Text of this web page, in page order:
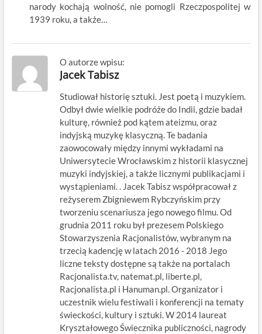
narody kochają wolność, nie pomogli Rzeczpospolitej w
1939 roku, a także…
O autorze wpisu:
Jacek Tabisz
Studiował historię sztuki. Jest poetą i muzykiem.
Odbył dwie wielkie podróże do Indii, gdzie badał
kulturę, również pod kątem ateizmu, oraz
indyjską muzykę klasyczną. Te badania
zaowocowały między innymi wykładami na
Uniwersytecie Wrocławskim z historii klasycznej
muzyki indyjskiej, a także licznymi publikacjami i
wystąpieniami. . Jacek Tabisz współpracował z
reżyserem Zbigniewem Rybczyńskim przy
tworzeniu scenariusza jego nowego filmu. Od
grudnia 2011 roku był prezesem Polskiego
Stowarzyszenia Racjonalistów, wybranym na
trzecią kadencję w latach 2016 - 2018 Jego
liczne teksty dostępne są także na portalach
Racjonalista.tv, natemat.pl, liberte.pl,
Racjonalista.pl i Hanuman.pl. Organizator i
uczestnik wielu festiwali i konferencji na tematy
świeckości, kultury i sztuki. W 2014 laureat
Kryształowego Świecznika publiczności, nagrody